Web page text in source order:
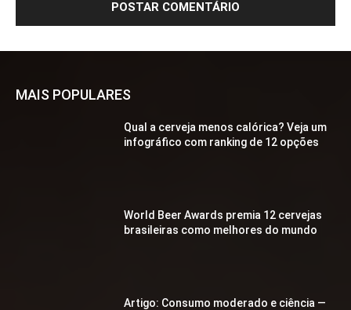
MAIS POPULARES
Qual a cerveja menos calórica? Veja um
infográfico com ranking de 12 opções
World Beer Awards premia 12 cervejas
brasileiras como melhores do mundo
Artigo: Consumo moderado e ciência —